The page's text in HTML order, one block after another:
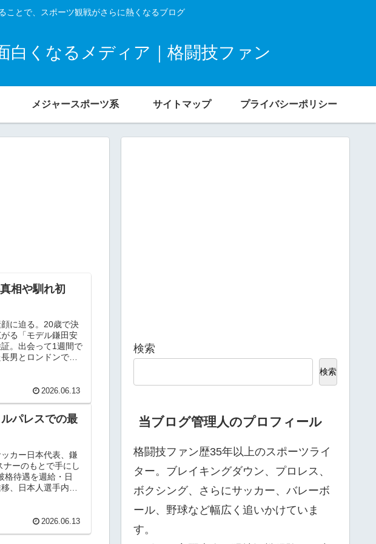
ことで、スポーツ観戦がさらに熱くなるブログ
白くなるメディア｜格闘技ファン
メジャースポーツ系 サイトマップ プライバシーポリシー
相や馴れ初
に迫る。20歳で決
る「モデル鎌田安
。出会って1週間で
男とロンドンでの
2026.06.13
パレスでの最
カー日本代表、鎌
ーのもとで手にし
格待遇を週給・日
、日本人選手内で
2026.06.13
検索
検索
当ブログ管理人のプロフィール
格闘技ファン歴35年以上のスポーツライ
ター。ブレイキングダウン、プロレス、
ボクシング、さらにサッカー、バレーボ
ール、野球など幅広く追いかけていま
す。